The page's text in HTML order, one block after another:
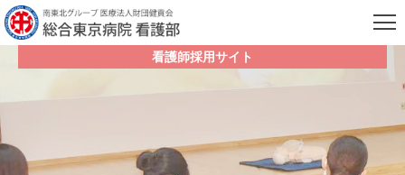
看護師採用サイト